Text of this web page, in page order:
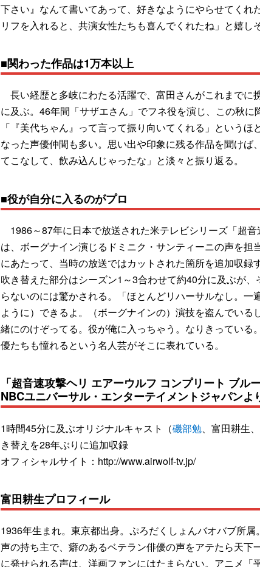
下さい』なんて書いてあって、好きなようにやらせてくれ
リフを入れると、共演女性たちも喜んでくれたね」と嬉し
■関わった作品は1万本以上
長い経歴と多岐にわたる活躍で、富田さんがこれまでに
に及ぶ。46年間「サザエさん」でフネ役を演じ、この秋に
「『美代ちゃん』って言って振り向いてくれる」というほ
なった声優仲間も多い。思い出や印象に残る作品を聞けば
てこなして、飲み込んじゃったな」と淡々と振り返る。
■役が自分に入るのがプロ
1986～87年に日本で放送された米テレビシリーズ「超
は、ボーグナイン演じるドミニク・サンティーニの声を担
にあたって、当時の放送ではカットされた箇所を追加収録
吹き替えた部分はシーズン1～3合わせて約40分に及ぶが
らないのには驚かされる。「ほとんどリハーサルなし。一
ように）できるよ。（ボーグナインの）演技を盗んでいる
緒にのけぞってる。役が俺に入っちゃう。なりきっている
優たちも憧れるという名人芸がそこに表れている。
「超音速攻撃ヘリ エアーウルフ コンプリート ブル
NBCユニバーサル・エンターテイメントジャパンよ
1時間45分に及ぶオリジナルキャスト（磯部勉、富田耕生、
き替えを28年ぶりに追加収録
オフィシャルサイト：http://www.airwolf-tv.jp/
富田耕生プロフィール
1936年生まれ。東京都出身。ぷろだくしょんバオバブ所
声の持ち主で、癖のあるベテラン俳優の声をアテたら天下
に発せられる声は、洋画ファンにはたまらない。アニメ「